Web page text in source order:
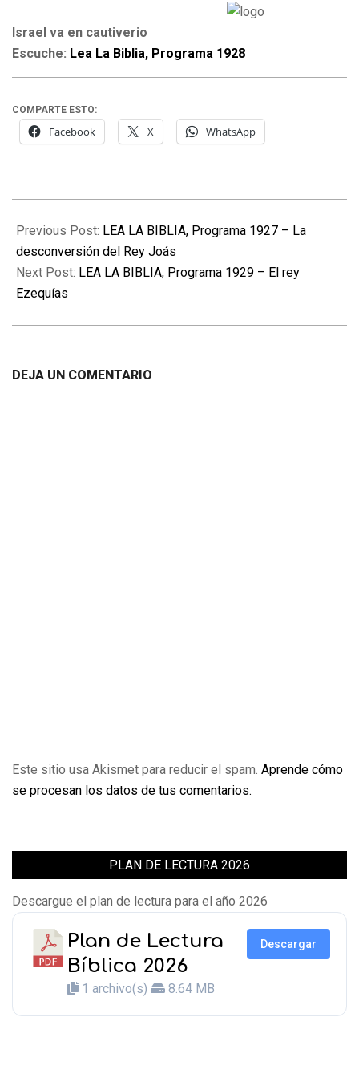
Israel va en cautiverio
Escuche: Lea La Biblia, Programa 1928
COMPARTE ESTO:
Facebook X WhatsApp
09-
17
Previous Post: LEA LA BIBLIA, Programa 1927 – La
desconversión del Rey Joás
Next Post: LEA LA BIBLIA, Programa 1929 – El rey
Ezequías
DEJA UN COMENTARIO
Este sitio usa Akismet para reducir el spam. Aprende cómo
se procesan los datos de tus comentarios.
PLAN DE LECTURA 2026
Descargue el plan de lectura para el año 2026
Plan de Lectura
Bíblica 2026
1 archivo(s) 8.64 MB
Descargar